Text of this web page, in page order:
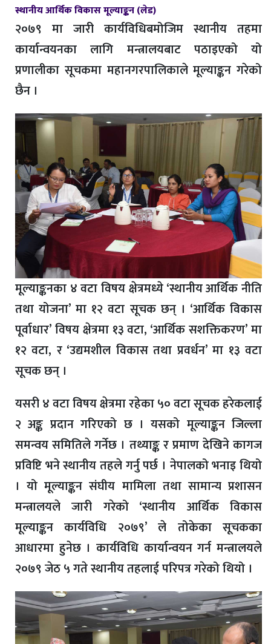
स्थानीय आर्थिक विकास मूल्याङ्कन (लेड)
२०७९ मा जारी कार्यविधिबमोजिम स्थानीय तहमा
कार्यान्वयनका लागि मन्त्रालयबाट पठाइएको यो
प्रणालीका सूचकमा महानगरपालिकाले मूल्याङ्कन गरेको
छैन ।
मूल्याङ्कनका ४ वटा विषय क्षेत्रमध्ये ‘स्थानीय आर्थिक नीति
तथा योजना’ मा १२ वटा सूचक छन् । ‘आर्थिक विकास
पूर्वाधार’ विषय क्षेत्रमा १३ वटा, ‘आर्थिक सशक्तिकरण’ मा
१२ वटा, र ‘उद्यमशील विकास तथा प्रवर्धन’ मा १३ वटा
सूचक छन् ।
यसरी ४ वटा विषय क्षेत्रमा रहेका ५० वटा सूचक हरेकलाई
२ अङ्क प्रदान गरिएको छ । यसको मूल्याङ्कन जिल्ला
समन्वय समितिले गर्नेछ । तथ्याङ्क र प्रमाण देखिने कागज
प्रविष्टि भने स्थानीय तहले गर्नु पर्छ । नेपालको भनाइ थियो
। यो मूल्याङ्कन संघीय मामिला तथा सामान्य प्रशासन
मन्त्रालयले जारी गरेको ‘स्थानीय आर्थिक विकास
मूल्याङ्कन कार्यविधि २०७९’ ले तोकेका सूचकका
आधारमा हुनेछ । कार्यविधि कार्यान्वयन गर्न मन्त्रालयले
२०७९ जेठ ५ गते स्थानीय तहलाई परिपत्र गरेको थियो ।